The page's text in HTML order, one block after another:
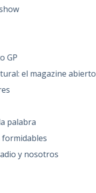
GP
el magazine abierto
palabra
formidables
y nosotros